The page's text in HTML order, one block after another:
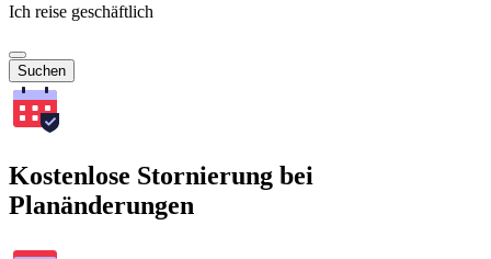
Ich reise geschäftlich
Suchen
Kostenlose Stornierung bei
Planänderungen